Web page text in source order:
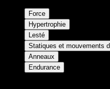
Force
Hypertrophie
Lesté
Statiques et mouvements
Anneaux
Endurance